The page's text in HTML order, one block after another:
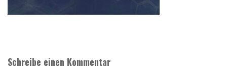
Schreibe einen Kommentar